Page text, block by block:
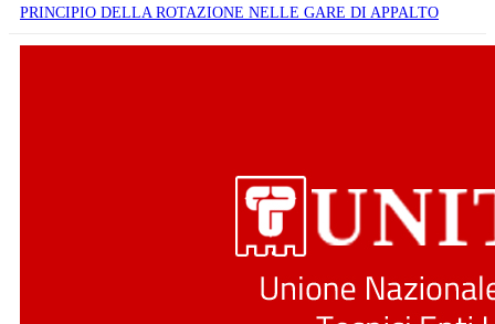
PRINCIPIO DELLA ROTAZIONE NELLE GARE DI APPALTO